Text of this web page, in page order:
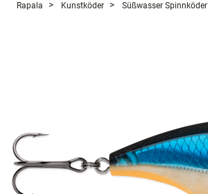
Rapala Kunstköder Süßwasser Spinnköder